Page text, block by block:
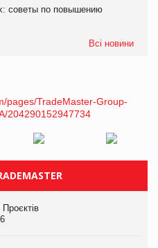
советы по повышению
Всі новини